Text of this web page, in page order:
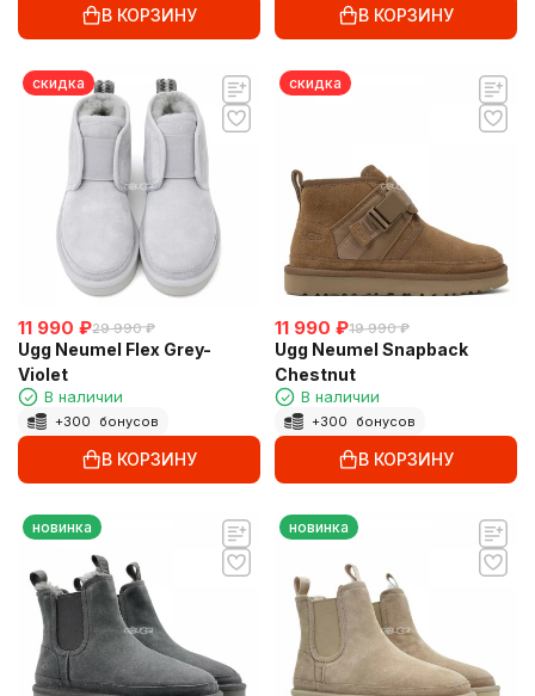
В КОРЗИНУ В КОРЗИНУ
скидка
11 990 ₽29 990 ₽
Ugg Neumel Flex Grey-
Violet
В наличии
+300 бонусов
В КОРЗИНУ
скидка
11 990 ₽19 990 ₽
Ugg Neumel Snapback
Chestnut
В наличии
+300 бонусов
В КОРЗИНУ
новинка новинка